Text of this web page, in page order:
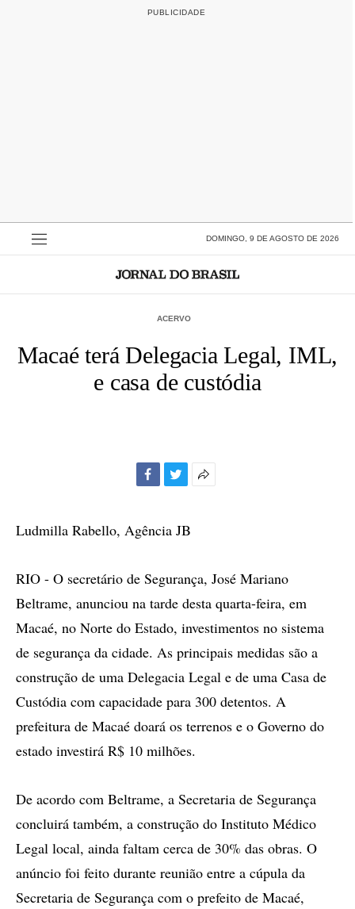
DOMINGO, 9 DE AGOSTO DE 2026
ACERVO
Macaé terá Delegacia Legal, IML,
e casa de custódia
Ludmilla Rabello, Agência JB
RIO - O secretário de Segurança, José Mariano
Beltrame, anunciou na tarde desta quarta-feira, em
Macaé, no Norte do Estado, investimentos no sistema
de segurança da cidade. As principais medidas são a
construção de uma Delegacia Legal e de uma Casa de
Custódia com capacidade para 300 detentos. A
prefeitura de Macaé doará os terrenos e o Governo do
estado investirá R$ 10 milhões.
De acordo com Beltrame, a Secretaria de Segurança
concluirá também, a construção do Instituto Médico
Legal local, ainda faltam cerca de 30% das obras. O
anúncio foi feito durante reunião entre a cúpula da
Secretaria de Segurança com o prefeito de Macaé,